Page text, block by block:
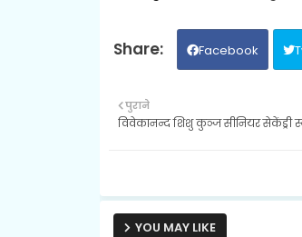
Facebook
पुराने
विवेकानन्द शिशु कुञ्ज सीनियर सेकेंड्री
YOU MAY LIKE